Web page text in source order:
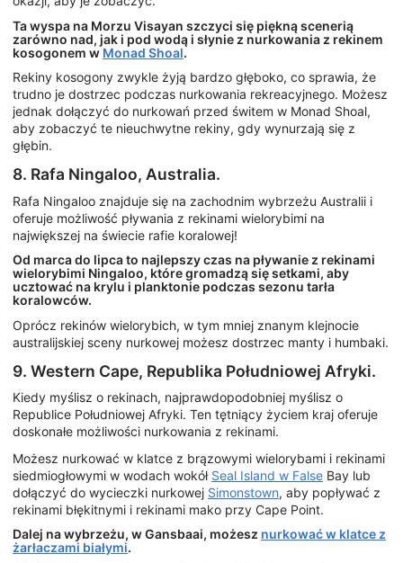
Ta wyspa na Morzu Visayan szczyci się piękną scenerią
zarówno nad, jak i pod wodą i słynie z nurkowania z rekinem
kosogonem w Monad Shoal.
Rekiny kosogony zwykle żyją bardzo głęboko, co sprawia, że
trudno je dostrzec podczas nurkowania rekreacyjnego. Możesz
jednak dołączyć do nurkowań przed świtem w Monad Shoal,
aby zobaczyć te nieuchwytne rekiny, gdy wynurzają się z
głębin.
8. Rafa Ningaloo, Australia.
Rafa Ningaloo znajduje się na zachodnim wybrzeżu Australii i
oferuje możliwość pływania z rekinami wielorybimi na
największej na świecie rafie koralowej!
Od marca do lipca to najlepszy czas na pływanie z rekinami
wielorybimi Ningaloo, które gromadzą się setkami, aby
ucztować na krylu i planktonie podczas sezonu tarła
koralowców.
Oprócz rekinów wielorybich, w tym mniej znanym klejnocie
australijskiej sceny nurkowej możesz dostrzec manty i humbaki.
9. Western Cape, Republika Południowej Afryki.
Kiedy myślisz o rekinach, najprawdopodobniej myślisz o
Republice Południowej Afryki. Ten tętniący życiem kraj oferuje
doskonałe możliwości nurkowania z rekinami.
Możesz nurkować w klatce z brązowymi wielorybami i rekinami
siedmiogłowymi w wodach wokół Seal Island w False Bay lub
dołączyć do wycieczki nurkowej Simonstown, aby popływać z
rekinami błękitnymi i rekinami mako przy Cape Point.
Dalej na wybrzeżu, w Gansbaai, możesz nurkować w klatce z
żarłaczami białymi.